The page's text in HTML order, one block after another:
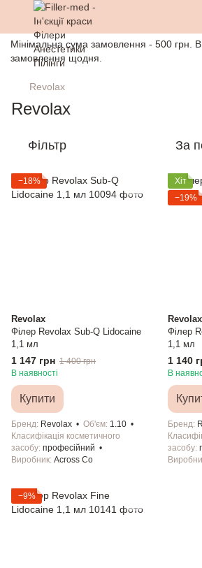
Мінімальна сума замовлення - 500 грн.
замовлення щодня.
Revolax
Revolax
Фільтр За
−18%
Revolax
Філер Revolax Sub-Q Lidocaine
1,1 мл
1 147 грн 1 400 грн
В наявності
Купити
Бренд Revolax Об'єм 1.10
Класифікація косметичного
засобу професійний
Виробник Across Co
Хіт
−19%
Revolax
Філер
1,1 мл
1 140
В
Бренд
засобу
−9%